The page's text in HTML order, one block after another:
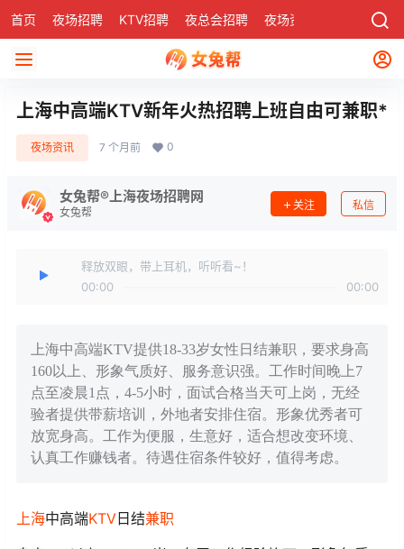
首页 夜场招聘 KTV招聘 夜总会招聘 夜场资讯 社区
上海中高端KTV新年火热招聘上班自由可兼职*
夜场资讯 7 个月前 0
女兔帮®上海夜场招聘网
女兔帮
关注 私信
释放双眼，带上耳机，听听看~！
00:00
00:00
上海中高端KTV提供18-33岁女性日结兼职，要求身高
160以上、形象气质好、服务意识强。工作时间晚上7
点至凌晨1点，4-5小时，面试合格当天可上岗，无经
验者提供带薪培训，外地者安排住宿。形象优秀者可
放宽身高。工作为便服，生意好，适合想改变环境、
认真工作赚钱者。待遇住宿条件较好，值得考虑。
上海中高端KTV 日结兼职